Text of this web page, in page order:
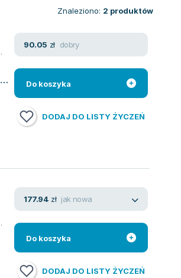
Znaleziono: 2 produktów
Dariusz Zalewski Krzysztof Teszner Tomasz
90.05 zł dobry
Do koszyka
DODAJ DO LISTY ŻYCZEŃ
,Michał Ciecierski,Artur Mudrecki
177.94 zł jak nowa
Do koszyka
DODAJ DO LISTY ŻYCZEŃ